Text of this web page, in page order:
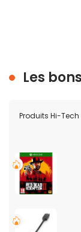
Les
Produits Hi-Tech